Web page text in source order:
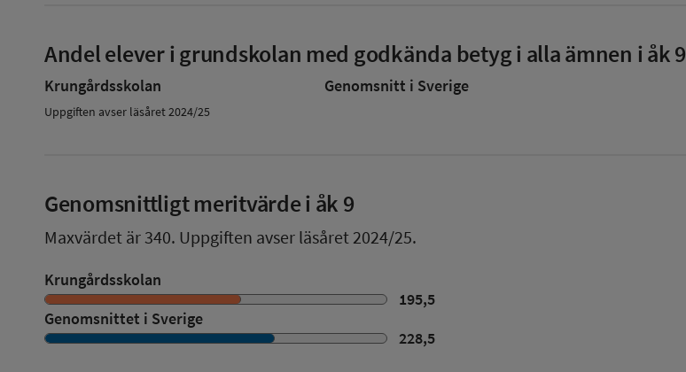
Andel elever i grundskolan med godkända betyg i alla ämnen i åk 9
Krungårdsskolan Genomsnitt i Sverige
Uppgiften avser läsåret 2024/25
Genomsnittligt meritvärde i åk 9
Maxvärdet är 340. Uppgiften avser läsåret 2024/25.
Krungårdsskolan
195,5
Genomsnittet i Sverige
228,5